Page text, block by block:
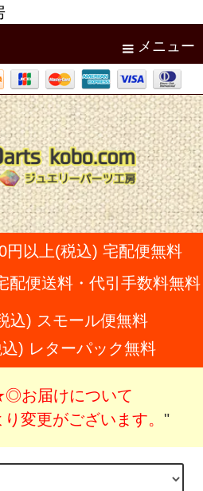
メニュー
円以上(税込) 宅配便無料
配便送料・代引手数料無料
込) スモール便無料
) レターパック無料
お届けについて
変更がございます。 "